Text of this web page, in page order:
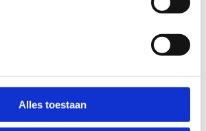
Alles toestaan
to start verification